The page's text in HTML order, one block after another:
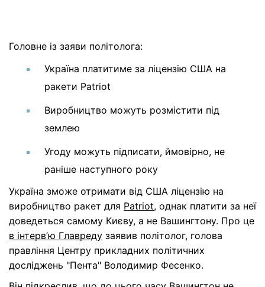
Головне із заяви політолога:
Україна платитиме за ліцензію США на
ракети Patriot
Виробництво можуть розмістити під
землею
Угоду можуть підписати, ймовірно, не
раніше наступного року
Україна зможе отримати від США ліцензію на
виробництво ракет для Patriot, однак платити за неї
доведеться самому Києву, а не Вашингтону. Про це
в інтерв’ю Главреду заявив політолог, голова
правління Центру прикладних політичних
досліджень "Пента" Володимир Фесенко.